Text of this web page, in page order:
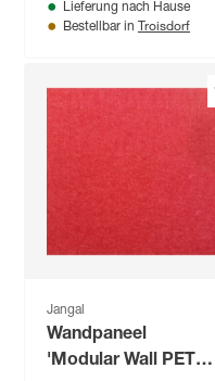
52 x 52 cm
Lieferung nach Hause
Bestellbar in Troisdorf
Jangal
Wandpaneel
'Modular Wall PET